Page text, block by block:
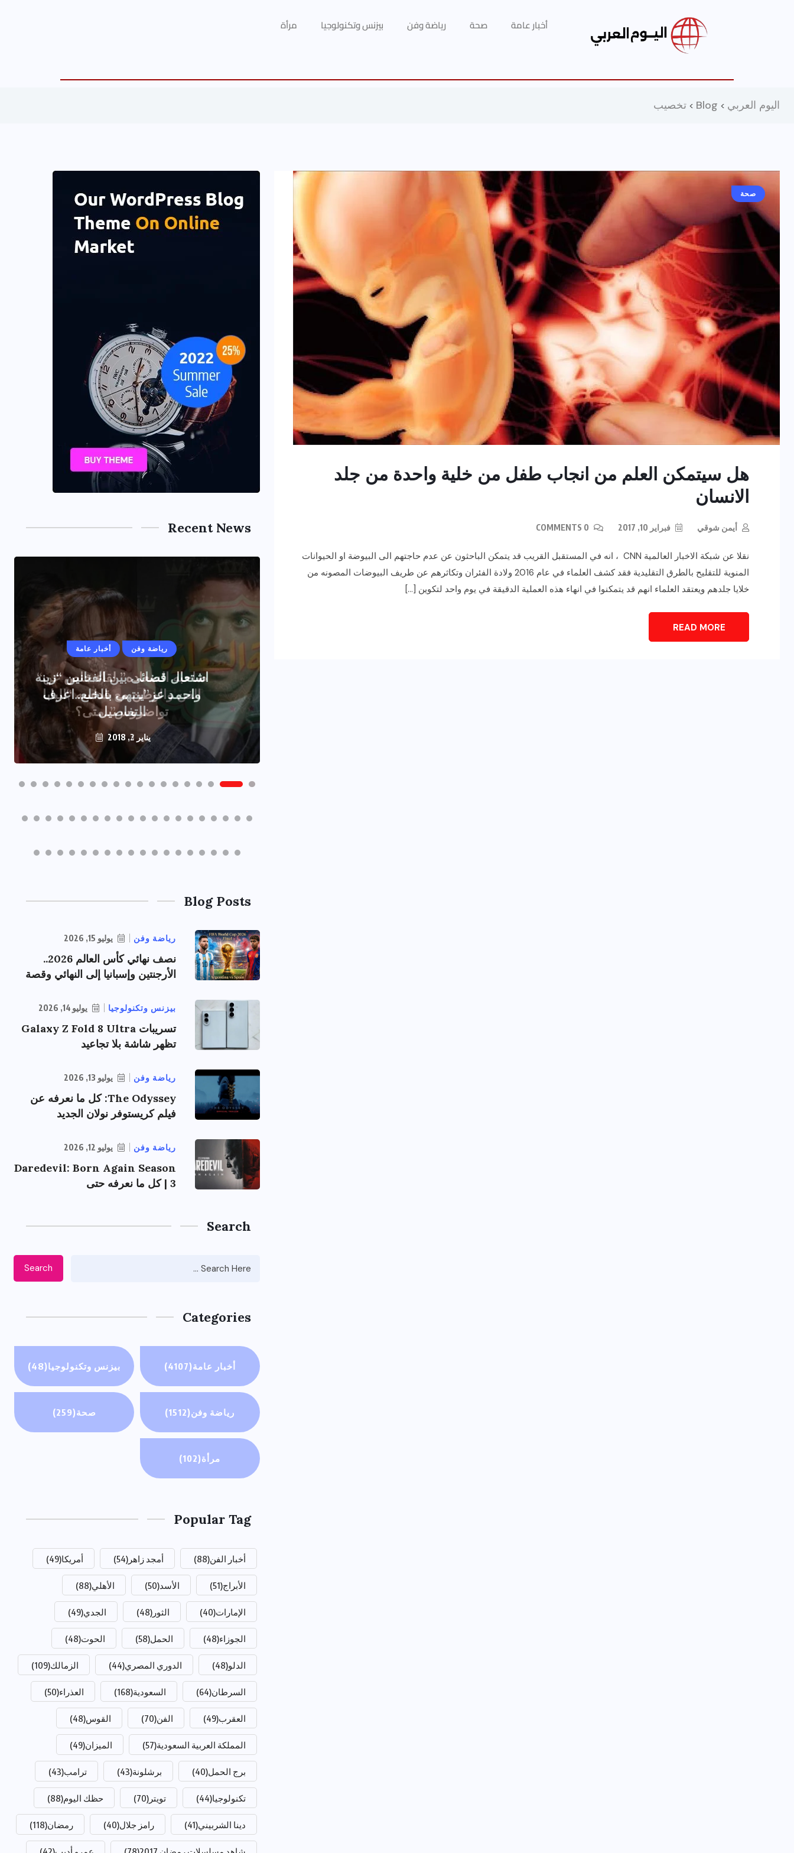
أخبار عامة صحة رياضة وفن بيزنس وتكنولوجيا مرأة
اليوم العربي >
Blog
> تخصيب
صحة
هل سيتمكن العلم من انجاب طفل من خلية واحدة من جلد
الانسان
أيمن شوقي فبراير 10, 2017
نقلا عن شبكة الاخبار العالمية CNN ، انه في المستقبل القريب قد يتمكن الباحثون عن عدم حاجتهم الى البيوضة او الحيوانات
المنوية للتقليح بالطرق التقليدية فقد كشف العلماء في عام 2016 ولادة الفئران وتكاثرهم عن طريف البيوضات المصونه من
خلايا جلدهم ويعتقد العلماء انهم قد يتمكنوا في انهاء هذه العملية الدقيقة في يوم واحد لتكوين […]
READ MORE
Recent News
أخبار عامة رياضة وفن
اشتعال قضائى بين الفنانين “زينه
واحمد عز”ينتهى بالخلع..اعرف
التفاصيل
يناير 2, 2018
Blog Posts
رياضة وفن يوليو 15, 2026
نصف نهائي كأس العالم 2026..
الأرجنتين وإسبانيا إلى النهائي وقصة
بيزنس وتكنولوجيا يوليو 14, 2026
تسريبات Galaxy Z Fold 8 Ultra
تظهر شاشة بلا تجاعيد
رياضة وفن يوليو 13, 2026
The Odyssey: كل ما نعرفه عن
فيلم كريستوفر نولان الجديد
رياضة وفن يوليو 12, 2026
Daredevil: Born Again Season
3 | كل ما نعرفه حتى
Search
Search
Categories
أخبار عامة(4107) بيزنس وتكنولوجيا(48)
رياضة وفن(1512) صحة(259)
مرأة(102)
Popular Tag
أخبار الفن(88) أمجد زاهر (54) أمريكا(49)
الأبراج(51) الأسد(50) الأهلي(88)
الإمارات(40) الثور (48) الجدي(49)
الجوزاء(48) الحمل(58) الحوت(48)
الدلو(48) الدوري المصري(44) الزمالك(109)
السرطان(64) السعودية(168) العذراء(50)
العقرب(49) الفن(70) القوس(48)
المملكة العربية السعودية(57) الميزان(49)
برج الحمل(40) برشلونة(43) ترامب(43)
تكنولوجيا(44) تويتر (70) حظك اليوم(88)
دينا الشربيني(41) رامز جلال(40) رمضان(118)